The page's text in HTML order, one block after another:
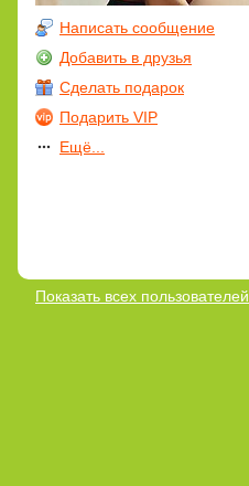
Написать сообщение
Добавить в друзья
Сделать подарок
Подарить VIP
Ещё...
Показать всех пользователей